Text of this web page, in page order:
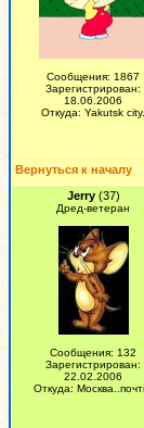
Сообщения: 1867
Зарегистрирован:
18.06.2006
Откуда: Yakutsk city.
Вернуться к началу
Jerry(37)
Дред-ветеран
Сообщения: 132
Зарегистрирован:
22.02.2006
Откуда: